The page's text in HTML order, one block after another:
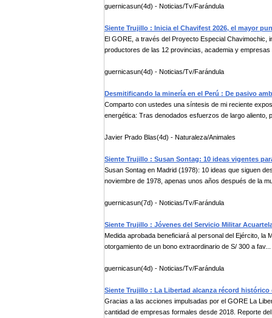
guernicasun(4d) - Noticias/Tv/Farándula
Siente Trujillo : Inicia el Chavifest 2026, el mayor
El GORE, a través del Proyecto Especial Chavimochic,
productores de las 12 provincias, academia y empresas
guernicasun(4d) - Noticias/Tv/Farándula
Desmitificando la minería en el Perú : De pasivo
Comparto con ustedes una síntesis de mi reciente
energética: Tras denodados esfuerzos de largo aliento,
Javier Prado Blas(4d) - Naturaleza/Animales
Siente Trujillo : Susan Sontag: 10 ideas vigentes
Susan Sontag en Madrid (1978): 10 ideas que siguen
noviembre de 1978, apenas unos años después de la
guernicasun(7d) - Noticias/Tv/Farándula
Siente Trujillo : Jóvenes del Servicio Militar
Medida aprobada beneficiará al personal del Ejército, la
otorgamiento de un bono extraordinario de S/ 300 a fav...
guernicasun(4d) - Noticias/Tv/Farándula
Siente Trujillo : La Libertad alcanza récord
Gracias a las acciones impulsadas por el GORE La
cantidad de empresas formales desde 2018. Reporte